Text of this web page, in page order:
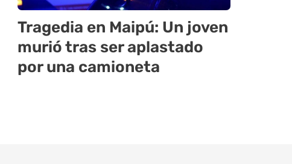
Tragedia en Maipú: Un joven
murió tras ser aplastado
por una camioneta